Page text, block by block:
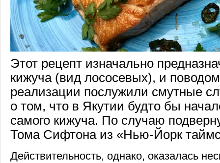
Этот рецепт изначально
кижуча (вид лососевых), и поводом
реализации послужили смутные
о том, что в Якутии будто бы
самого кижуча. По случаю
Тома Сифтона из «Нью-Йорк
Действительность, однако, оказалась